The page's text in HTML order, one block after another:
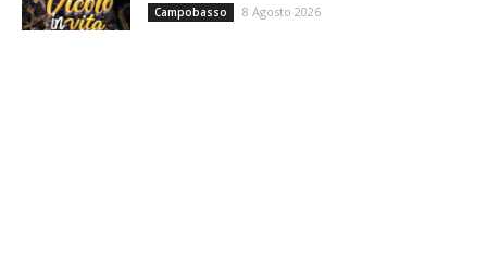
Campobasso 8 Agosto 2026